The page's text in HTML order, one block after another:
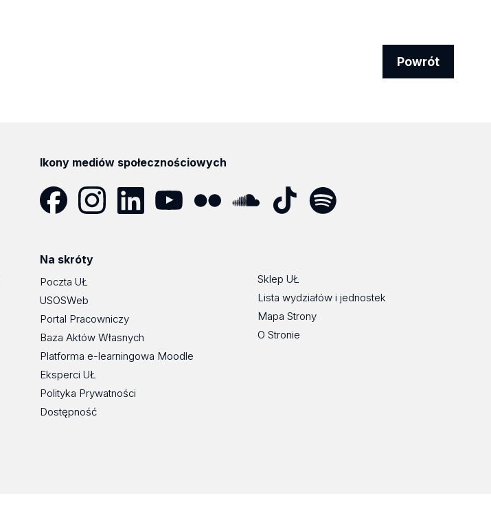
Powrót
Ikony mediów społecznościowych
Na skróty
Poczta UŁ
USOSWeb
Portal Pracowniczy
Baza Aktów Własnych
Platforma e-learningowa Moodle
Eksperci UŁ
Polityka Prywatności
Dostępność
Sklep UŁ
Lista wydziałów i jednostek
Mapa Strony
O Stronie